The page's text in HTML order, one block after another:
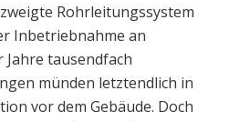
Rohrleitungssystem
Inbetriebnahme an
tausendfach
münden letztendlich in
vor dem Gebäude. Doch